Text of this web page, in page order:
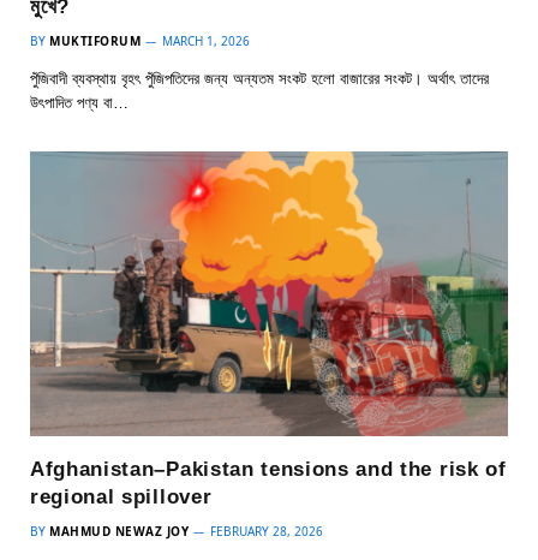
মুখে?
BY MUKTIFORUM MARCH 1, 2026
পুঁজিবাদী ব্যবস্থায় বৃহৎ পুঁজিপতিদের জন্য অন্যতম সংকট হলো বাজারের সংকট। অর্থাৎ তাদের
উৎপাদিত পণ্য বা…
Afghanistan–Pakistan tensions and the risk of
regional spillover
BY MAHMUD NEWAZ JOY FEBRUARY 28, 2026